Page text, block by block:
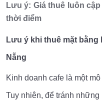
Lưu ý: Giá thuê luôn
thời điểm
Lưu ý khi thuê mặt
Nẵng
Kinh doanh cafe là một
Tuy nhiên, để tránh